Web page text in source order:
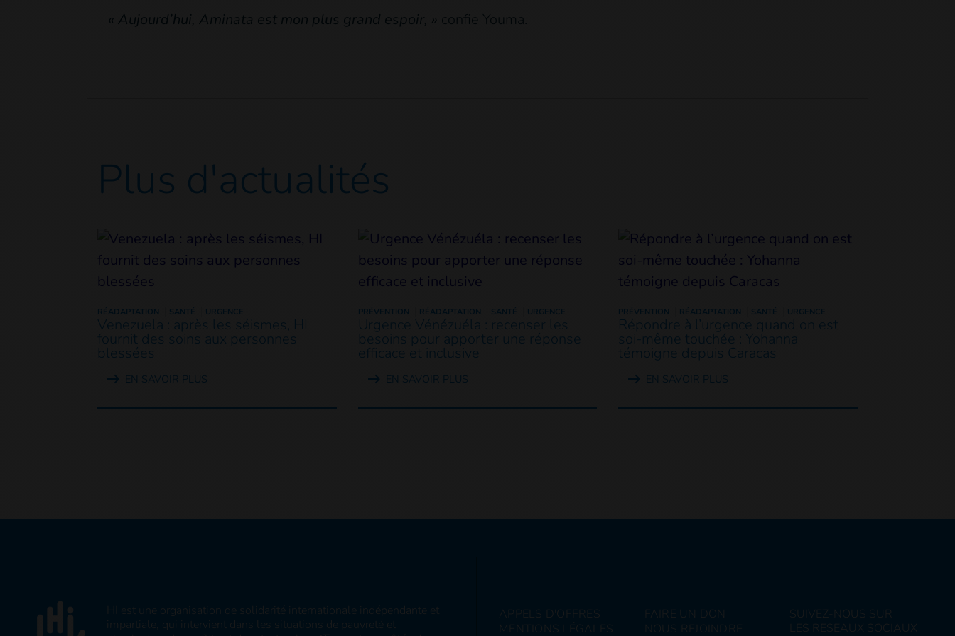
« Aujourd’hui, Aminata est mon plus grand espoir, » confie Youma.
Plus d'actualités
RÉADAPTATION SANTÉ URGENCE
Venezuela : après les séismes, HI
fournit des soins aux personnes
blessées
EN SAVOIR PLUS
PRÉVENTION RÉADAPTATION SANTÉ URGENCE
Urgence Vénézuéla : recenser les
besoins pour apporter une réponse
efficace et inclusive
EN SAVOIR PLUS
PRÉVENTION RÉADAPTATION SANTÉ URGENCE
Répondre à l’urgence quand on est
soi-même touchée : Yohanna
témoigne depuis Caracas
EN SAVOIR PLUS
HI est une organisation de solidarité internationale indépendante et
impartiale, qui intervient dans les situations de pauvreté et
APPELS D'OFFRES
MENTIONS LÉGALES
FAIRE UN DON
NOUS REJOINDRE
SUIVEZ-NOUS SUR
LES RESEAUX SOCIAUX